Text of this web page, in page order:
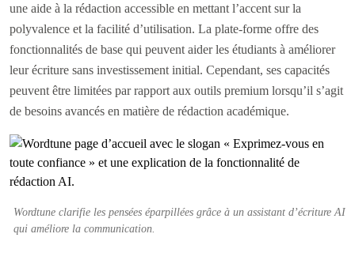
une aide à la rédaction accessible en mettant l’accent sur la
polyvalence et la facilité d’utilisation. La plate-forme offre des
fonctionnalités de base qui peuvent aider les étudiants à améliorer
leur écriture sans investissement initial. Cependant, ses capacités
peuvent être limitées par rapport aux outils premium lorsqu’il s’agit
de besoins avancés en matière de rédaction académique.
Wordtune clarifie les pensées éparpillées grâce à un assistant d’écriture AI
qui améliore la communication.